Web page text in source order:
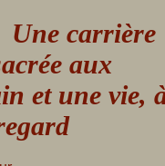
carrière
aux
et une vie,